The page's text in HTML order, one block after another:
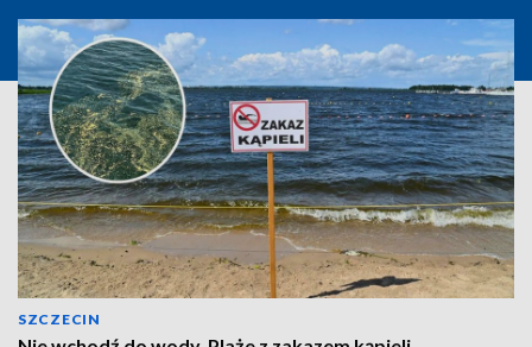
SZCZECIN